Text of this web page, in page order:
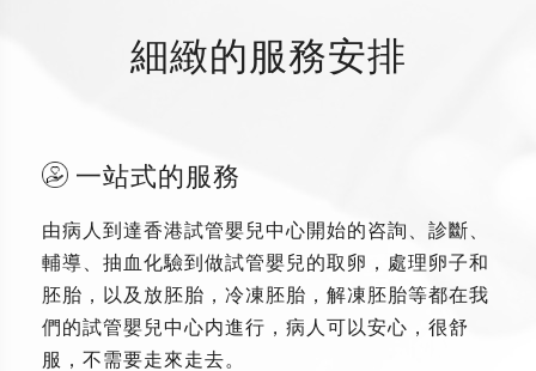
細緻的服務安排
一站式的服務
由病人到達香港試管嬰兒中心開始的咨詢、診斷、
輔導、抽血化驗到做試管嬰兒的取卵，處理卵子和
胚胎，以及放胚胎，冷凍胚胎，解凍胚胎等都在我
們的試管嬰兒中心内進行，病人可以安心，很舒
服，不需要走來走去。